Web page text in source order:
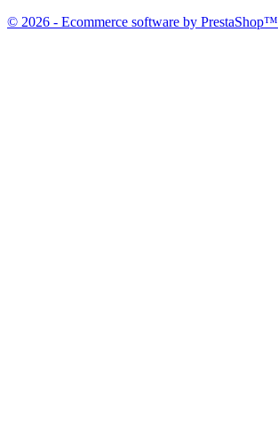
© 2026 - Ecommerce software by PrestaShop™